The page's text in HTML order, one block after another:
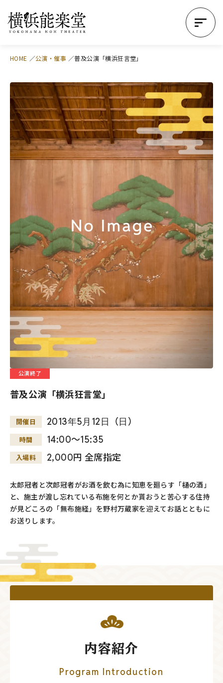
HOME 公演・催事 普及公演「横浜狂言堂」
公演終了
普及公演「横浜狂言堂」
開催日 2013年5月 12日 （日 ）
時間 14:00～15:35
入場料 2,000円 全席指定
太郎冠者と次郎冠者がお酒を飲む為に知恵を廻らす「樋の酒」
と、施主が渡し忘れている布施を何とか貰おうと苦心する住持
が見どころの「無布施経」を野村万蔵家を迎えてお話とともに
お送りします。
内容紹介
Program Introduction